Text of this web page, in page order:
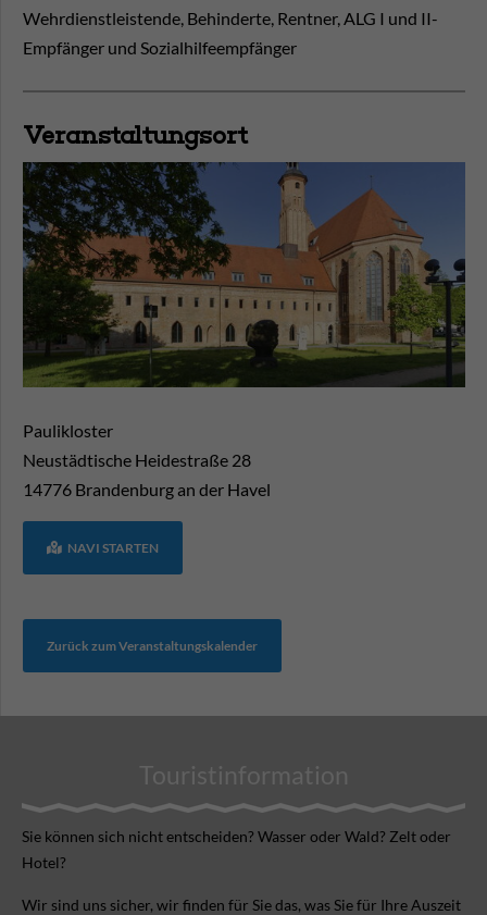
Wehrdienstleistende, Behinderte, Rentner, ALG I und II-
Empfänger und Sozialhilfeempfänger
Veranstaltungsort
Paulikloster
Neustädtische Heidestraße 28
14776 Brandenburg an der Havel
NAVI STARTEN
Zurück zum Veranstaltungskalender
Touristinformation
Sie können sich nicht ent­scheiden? Wasser oder Wald? Zelt oder
Hotel?
Wir sind uns sicher, wir finden für Sie das, was Sie für Ihre Aus­zeit